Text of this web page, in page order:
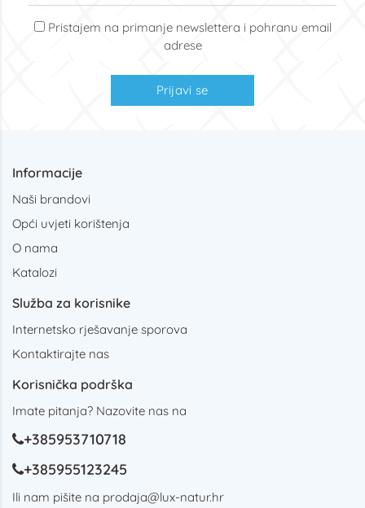
Pristajem na primanje newslettera i pohranu email
adrese
Prijavi se
Informacije
Naši brandovi
Opći uvjeti korištenja
O nama
Katalozi
Služba za korisnike
Internetsko rješavanje sporova
Kontaktirajte nas
Korisnička podrška
Imate pitanja? Nazovite nas na
+385953710718
+385955123245
Ili nam pišite na prodaja@lux-natur.hr